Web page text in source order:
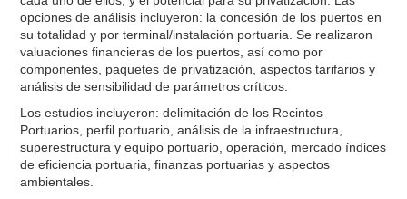
opciones de análisis incluyeron: la concesión de los puertos en
su totalidad y por terminal/instalación portuaria. Se realizaron
valuaciones financieras de los puertos, así como por
componentes, paquetes de privatización, aspectos tarifarios y
análisis de sensibilidad de parámetros críticos.
Los estudios incluyeron: delimitación de los Recintos
Portuarios, perfil portuario, análisis de la infraestructura,
superestructura y equipo portuario, operación, mercado índices
de eficiencia portuaria, finanzas portuarias y aspectos
ambientales.